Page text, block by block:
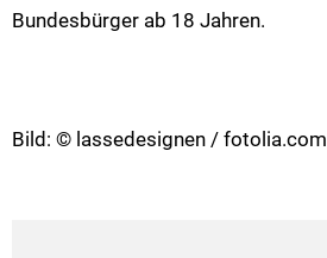
Bundesbürger ab 18 Jahren.
Bild: © lassedesignen / fotolia.com